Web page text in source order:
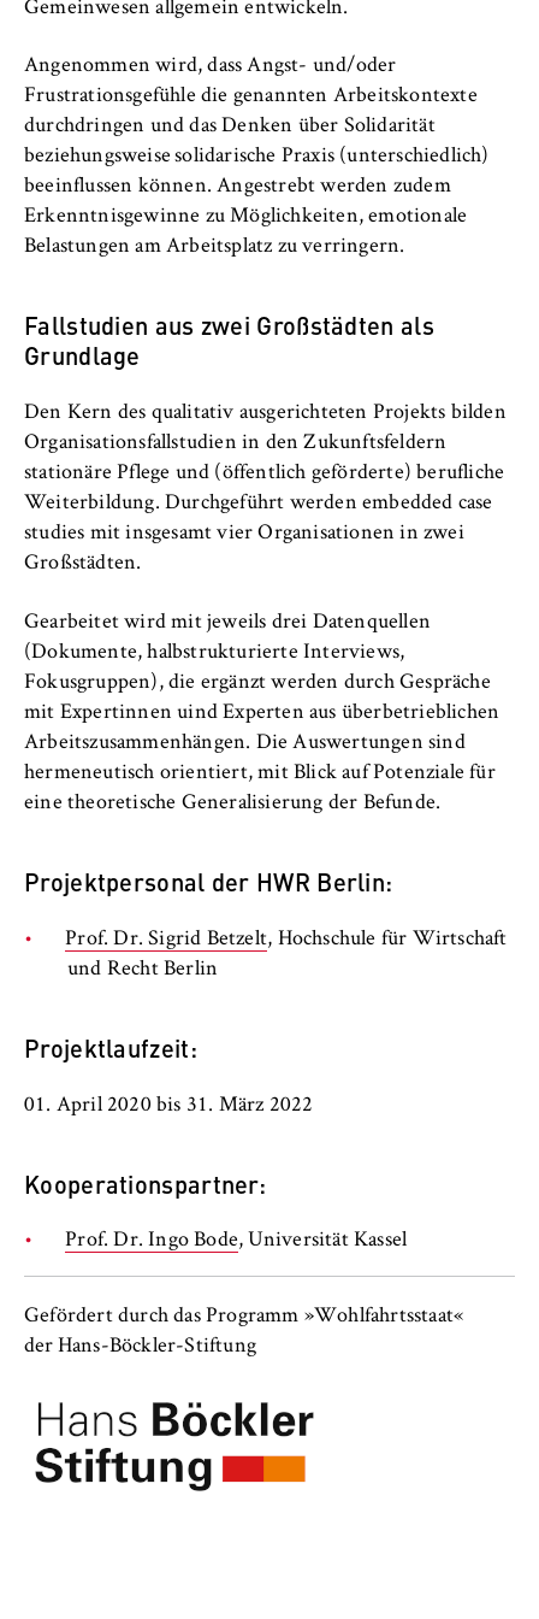
Gemeinwesen allgemein entwickeln.
Angenommen wird, dass Angst- und/oder
Frustrationsgefühle die genannten Arbeitskontexte
durchdringen und das Denken über Solidarität
beziehungsweise solidarische Praxis (unterschiedlich)
beeinflussen können. Angestrebt werden zudem
Erkenntnisgewinne zu Möglichkeiten, emotionale
Belastungen am Arbeitsplatz zu verringern.
Fallstudien aus zwei Großstädten als
Grundlage
Den Kern des qualitativ ausgerichteten Projekts bilden
Organisations­fallstudien in den Zukunftsfeldern
stationäre Pflege und (öffentlich geförderte) berufliche
Weiterbildung. Durchgeführt werden embedded case
studies mit insgesamt vier Organisationen in zwei
Großstädten.
Gearbeitet wird mit jeweils drei Datenquellen
(Dokumente, halbstrukturierte Interviews,
Fokusgruppen), die ergänzt werden durch Gespräche
mit Expertinnen uind Experten aus überbetrieblichen
Arbeitszusammenhängen. Die Auswertungen sind
hermeneutisch orientiert, mit Blick auf Potenziale für
eine theoretische Generalisierung der Befunde.
Projektpersonal der HWR Berlin:
Prof. Dr. Sigrid Betzelt, Hochschule für Wirtschaft
und Recht Berlin
Projektlaufzeit:
01. April 2020 bis 31. März 2022
Kooperationspartner:
Prof. Dr. Ingo Bode, Universität Kassel
Gefördert durch das Programm »Wohlfahrtsstaat«
der Hans-Böckler-Stiftung
Name:
Anbieter:
Matomo
Zweck:
Ermöglicht die anonyme Analyse Ihres
Nutzerverhaltens auf unserer Website, um
unser Angebot fortlaufend zu verbessern.
häufigsten besucht werden.
bis zu 13 Monate